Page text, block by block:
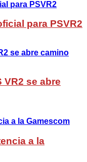
para PSVR2
VR2 se abre
a la